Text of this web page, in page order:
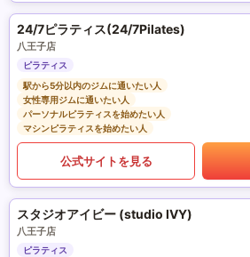
24/7ピラティス(24/7Pilates)
八王子店
ピラティス
駅から5分以内のジムに通いたい人
女性専用ジムに通いたい人
パーソナルピラティスを始めたい人
マシンピラティスを始めたい人
公式サイトを見る
スタジオアイビー (studio IVY)
八王子店
ピラティス